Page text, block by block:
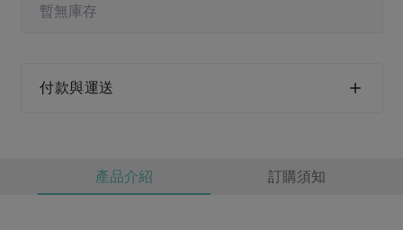
活動報下載
暫無庫存
付款與運送
產品介紹 訂購須知